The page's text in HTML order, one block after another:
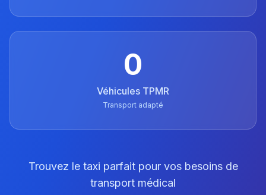
0
Véhicules TPMR
Transport adapté
Trouvez le taxi parfait pour vos besoins de
transport médical